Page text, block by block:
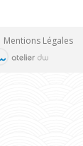
Mentions Légales